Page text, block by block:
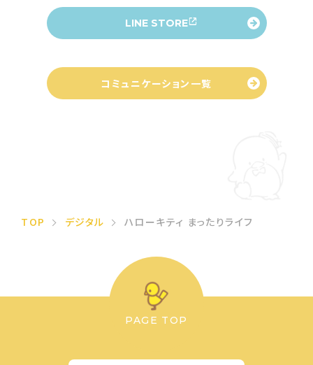
LINE STORE
コミュニケーション一覧
TOP デジタル ハローキティ まったりライフ
PAGE TOP